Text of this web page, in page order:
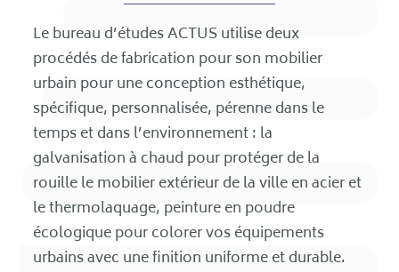
Le bureau d’études ACTUS utilise deux
procédés de fabrication pour son mobilier
urbain pour une conception esthétique,
spécifique, personnalisée, pérenne dans le
temps et dans l’environnement : la
galvanisation à chaud pour protéger de la
rouille le mobilier extérieur de la ville en acier et
le thermolaquage, peinture en poudre
écologique pour colorer vos équipements
urbains avec une finition uniforme et durable.